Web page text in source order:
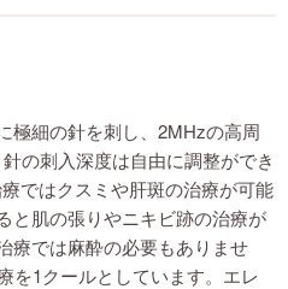
-
極細の針を刺し、2MHzの高周
の刺入深度は自由に調整ができ
ではクスミや肝斑の治療が可能
と肌の張りやニキビ跡の治療が
療では麻酔の必要もありませ
を1クールとしています。エレ